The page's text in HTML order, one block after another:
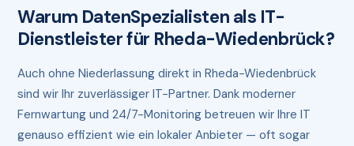
Warum DatenSpezialisten als IT-
Dienstleister für Rheda-Wiedenbrück?
Auch ohne Niederlassung direkt in Rheda-Wiedenbrück
sind wir Ihr zuverlässiger IT-Partner. Dank moderner
Fernwartung und 24/7-Monitoring betreuen wir Ihre IT
genauso effizient wie ein lokaler Anbieter — oft sogar